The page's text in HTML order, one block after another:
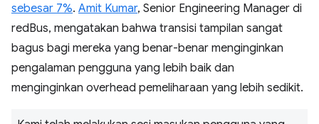
sebesar 7%. Amit Kumar, Senior Engineering Manager di
redBus, mengatakan bahwa transisi tampilan sangat
bagus bagi mereka yang benar-benar menginginkan
pengalaman pengguna yang lebih baik dan
menginginkan overhead pemeliharaan yang lebih sedikit.